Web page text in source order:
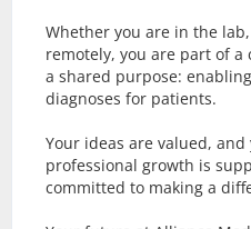
Whether you are in the
remotely, you are part of
a shared purpose:
diagnoses for patients.
Your ideas are valued,
professional growth is
committed to making a